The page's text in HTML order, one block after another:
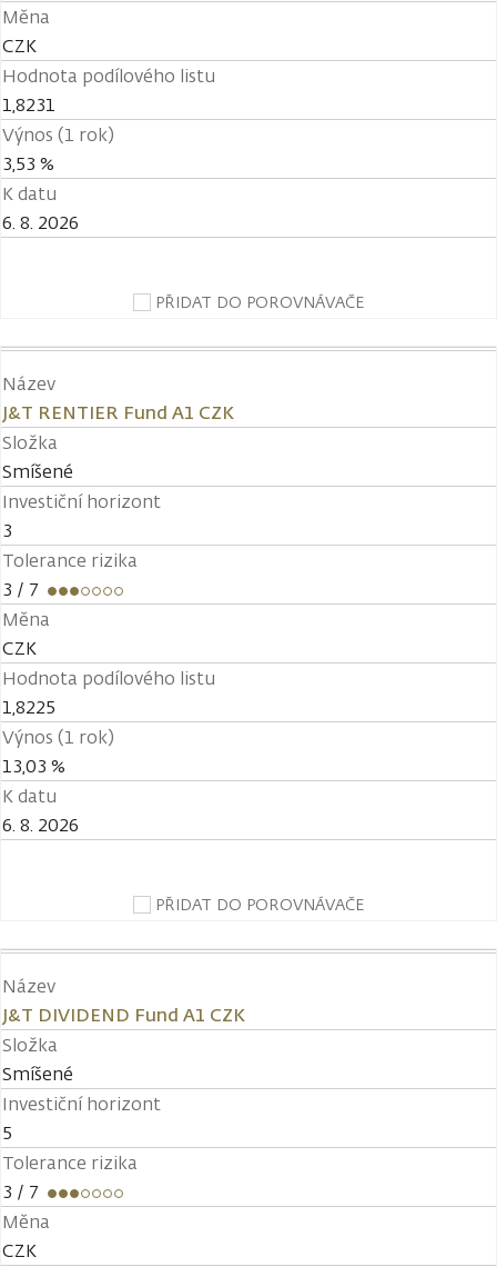
Měna
CZK
Hodnota podílového listu
1,8231
Výnos (1 rok)
3,53 %
K datu
6. 8. 2026
PŘIDAT DO POROVNÁVAČE
Název
J&T RENTIER Fund A1 CZK
Složka
Smíšené
Investiční horizont
3
Tolerance rizika
3 / 7
Měna
CZK
Hodnota podílového listu
1,8225
Výnos (1 rok)
13,03 %
K datu
6. 8. 2026
PŘIDAT DO POROVNÁVAČE
Název
J&T DIVIDEND Fund A1 CZK
Složka
Smíšené
Investiční horizont
5
Tolerance rizika
3 / 7
Měna
CZK